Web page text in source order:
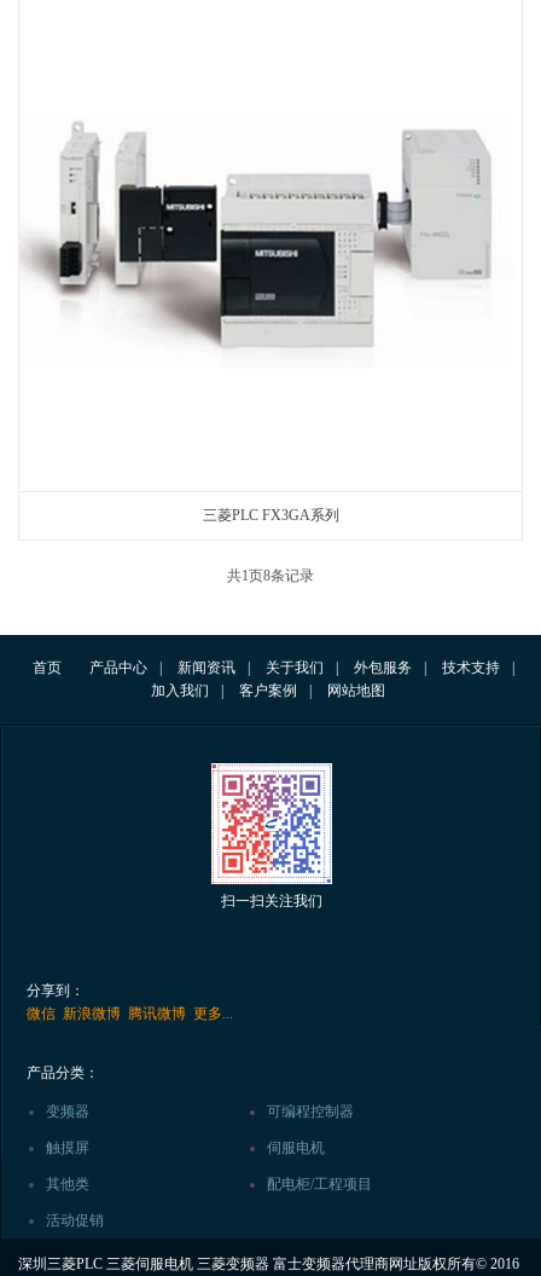
三菱PLC FX3GA系列
共1页8条记录
首页 产品中心 新闻资讯 关于我们 外包服务 技术支持
加入我们
客户案例 网站地图
扫一扫关注我们
分享到：
微信 新浪微博 腾讯微博 更多...
产品分类：
变频器 可编程控制器
触摸屏 伺服电机
其他类 配电柜/工程项目
活动促销
深圳三菱PLC 三菱伺服电机 三菱变频器 富士变频器代理商网址版权所有© 2016